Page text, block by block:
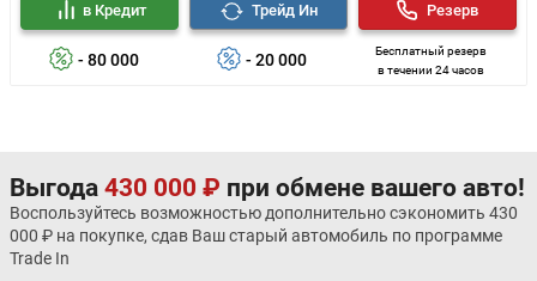
- 80 000
в Кредит
- 20 000
Трейд Ин
Бесплатный резерв
в течении 24 часов
Резерв
Выгода 430 000 ₽ при обмене вашего авто!
Воспользуйтесь возможностью дополнительно сэкономить 430
000 ₽ на покупке, сдав Ваш старый автомобиль по программе
Trade In